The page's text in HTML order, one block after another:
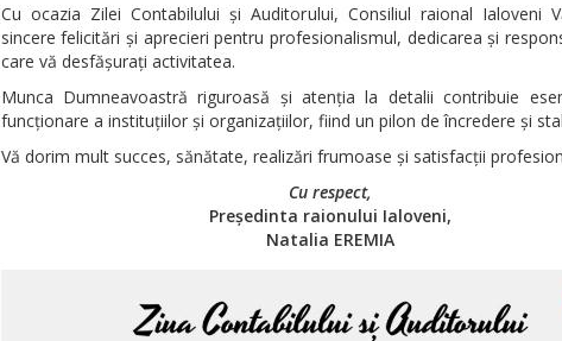
Cu ocazia Zilei Contabilului și Auditorului, Consiliul raional Ialoveni
sincere felicitări și aprecieri pentru profesionalismul, dedicarea și
care vă desfășurați activitatea.
Munca Dumneavoastră riguroasă și atenția la detalii contribuie
funcționare a instituțiilor și organizațiilor, fiind un pilon de încredere și
Vă dorim mult succes, sănătate, realizări frumoase și satisfacții
Cu respect,
Președinta raionului Ialoveni,
Natalia EREMIA